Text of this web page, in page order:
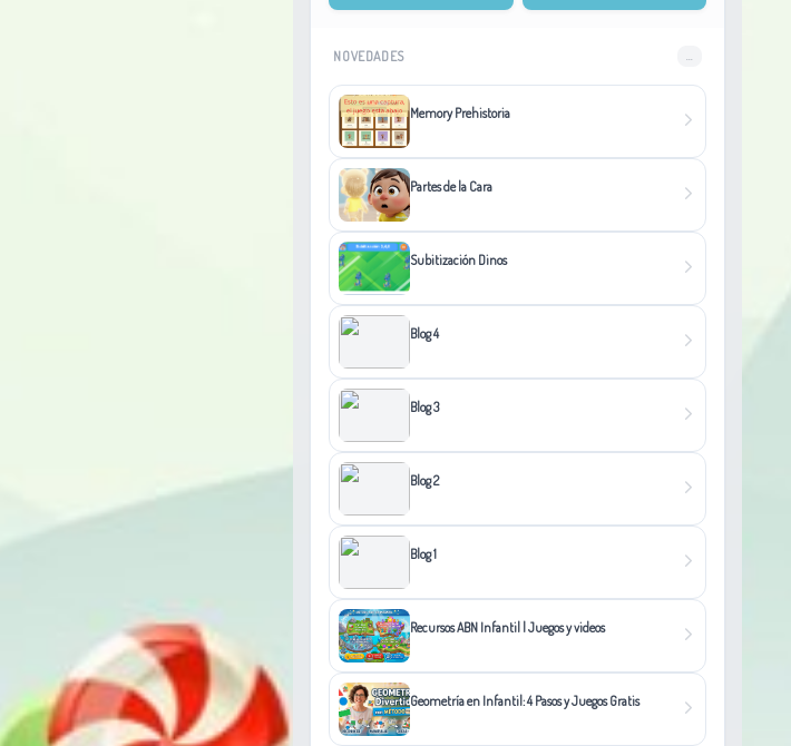
NOVEDADES
Memory Prehistoria
Partes de la Cara
Subitización Dinos
Blog 4
Blog 3
Blog 2
Blog 1
Recursos ABN Infantil | Juegos y videos
Geometría en Infantil: 4 Pasos y Juegos Gratis